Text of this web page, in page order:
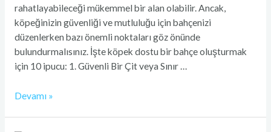
rahatlayabileceği mükemmel bir alan olabilir. Ancak,
köpeğinizin güvenliği ve mutluluğu için bahçenizi
düzenlerken bazı önemli noktaları göz önünde
bulundurmalısınız. İşte köpek dostu bir bahçe oluşturmak
için 10 ipucu: 1. Güvenli Bir Çit veya Sınır …
Devamı »